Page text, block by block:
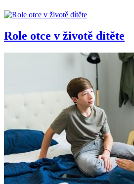
Role otce v životě dítěte